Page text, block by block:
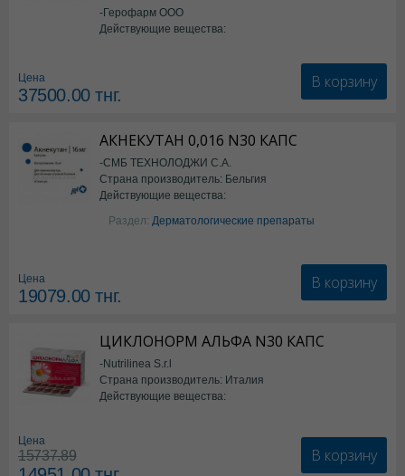
-Герофарм ООО
Действующие вещества:
Цена
37500.00тнг.
В корзину
АКНЕКУТАН 0,016 N30 КАПС
-СМБ ТЕХНОЛОДЖИ С.А.
Страна производитель: Бельгия
Действующие вещества:
Изотретиноин
Раздел: Дерматологические препараты
Цена
19079.00тнг.
В корзину
ЦИКЛОНОРМ АЛЬФА N30 КАПС
-Nutrilinea S.r.l
Страна производитель: Италия
Действующие вещества:
Цена
15737.89 В корзину